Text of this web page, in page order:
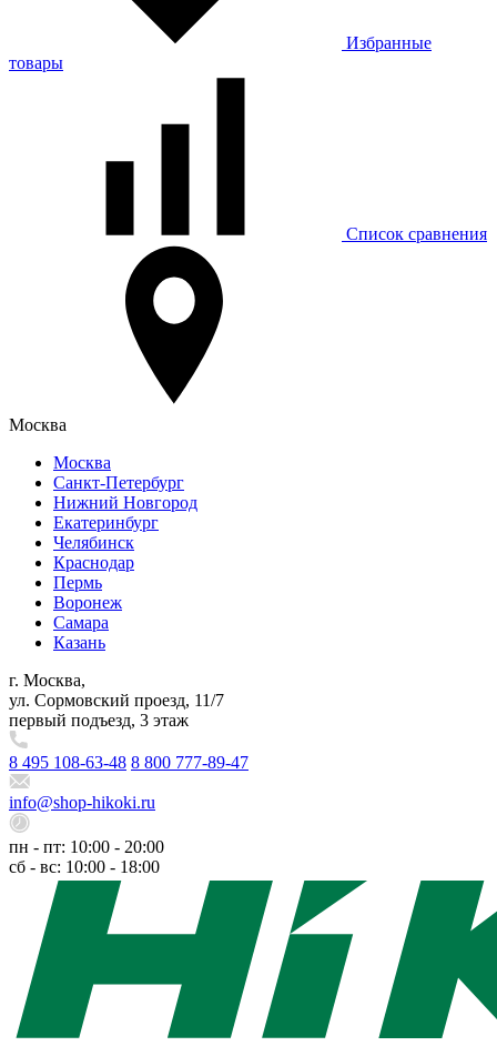
Избранные
товары
Список сравнения
Москва
Москва
Санкт-Петербург
Нижний Новгород
Екатеринбург
Челябинск
Краснодар
Пермь
Воронеж
Самара
Казань
г. Москва,
ул. Сормовский проезд, 11/7
первый подъезд, 3 этаж
8 495 108-63-48 8 800 777-89-47
info@shop-hikoki.ru
пн - пт: 10:00 - 20:00
сб - вс: 10:00 - 18:00